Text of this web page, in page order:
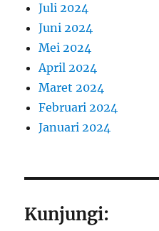
Juli 2024
Juni 2024
Mei 2024
April 2024
Maret 2024
Februari 2024
Januari 2024
Kunjungi: